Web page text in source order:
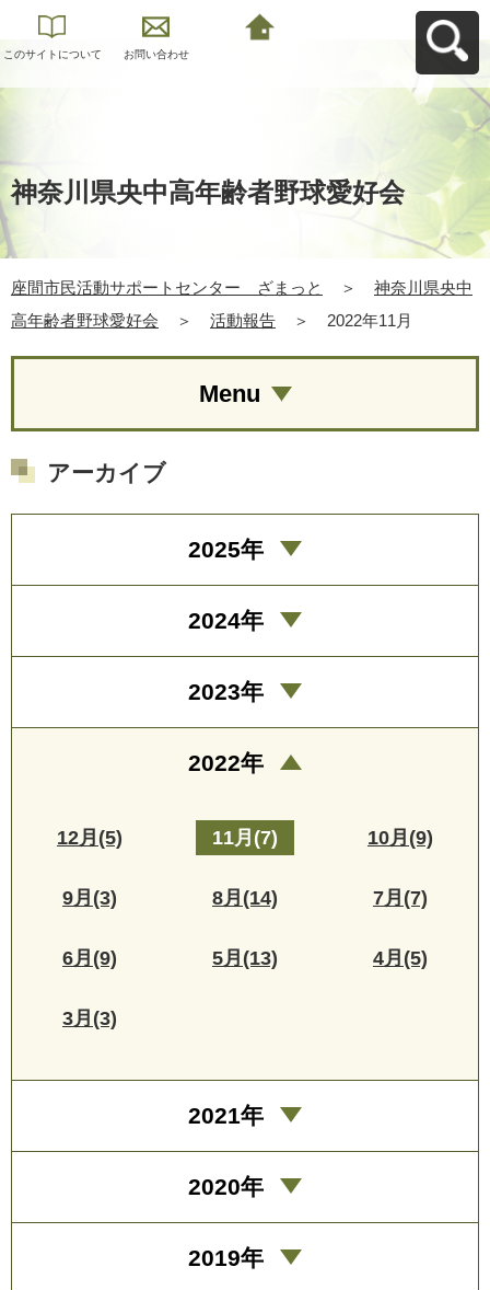
このサイトについて お問い合わせ
神奈川県央中高年齢者野球愛好会
座間市民活動サポートセンター ざまっと ＞
神奈川県央中
高年齢者野球愛好会
＞ 活動報告 ＞ 2022年11月
Menu
アーカイブ
2025年
2024年
2023年
2022年
12月(5) 11月(7) 10月(9)
9月(3) 8月(14) 7月(7)
6月(9) 5月(13) 4月(5)
3月(3)
2021年
2020年
2019年